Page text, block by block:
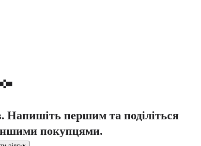
Напишіть першим та поділіться
покупцями.